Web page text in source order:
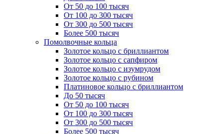
От 50 до 100 тысяч
От 100 до 300 тысяч
От 300 до 500 тысяч
Более 500 тысяч
Помолвочные кольца
Золотое кольцо с бриллиантом
Золотое кольцо с сапфиром
Золотое кольцо с изумрудом
Золотое кольцо с рубином
Платиновое кольцо с бриллиантом
До 50 тысяч
От 50 до 100 тысяч
От 100 до 300 тысяч
От 300 до 500 тысяч
Более 500 тысяч